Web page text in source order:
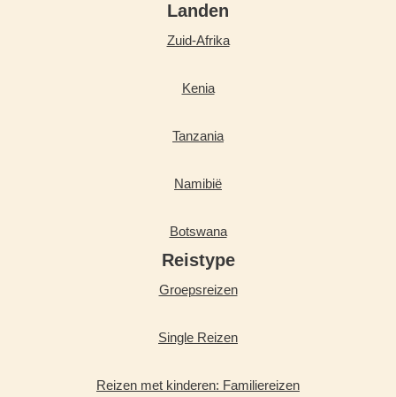
Landen
Zuid-Afrika
Kenia
Tanzania
Namibië
Botswana
Reistype
Groepsreizen
Single Reizen
Reizen met kinderen: Familiereizen